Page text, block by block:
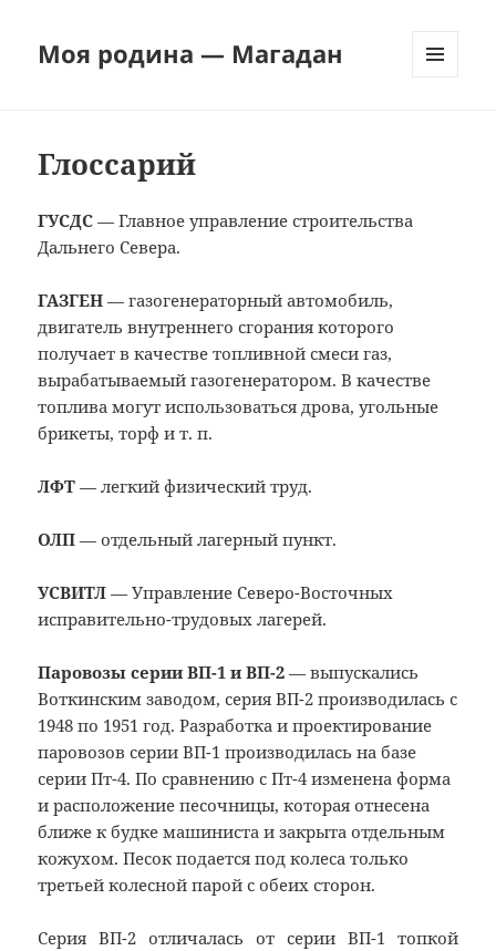
Моя родина — Магадан
Глоссарий
ГУСДС — Главное управление строительства
Дальнего Севера.
ГАЗГЕН — газогенераторный автомобиль,
двигатель внутреннего сгорания которого
получает в качестве топливной смеси газ,
вырабатываемый газогенератором. В качестве
топлива могут использоваться дрова, угольные
брикеты, торф и т. п.
ЛФТ — легкий физический труд.
ОЛП — отдельный лагерный пункт.
УСВИТЛ — Управление Северо-Восточных
исправительно-трудовых лагерей.
Паровозы серии ВП-1 и ВП-2 — выпускались
Воткинским заводом, серия ВП-2 производилась с
1948 по 1951 год. Разработка и проектирование
паровозов серии ВП-1 производилась на базе
серии Пт-4. По сравнению с Пт-4 изменена форма
и расположение песочницы, которая отнесена
ближе к будке машиниста и закрыта отдельным
кожухом. Песок подается под колеса только
третьей колесной парой с обеих сторон.
Серия ВП-2 отличалась от серии ВП-1 топкой